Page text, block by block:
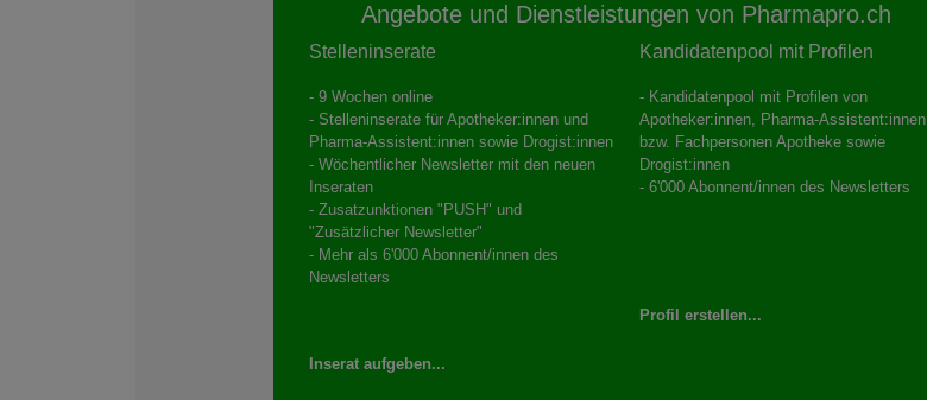
Angebote und Dienstleistungen von Pharmapro.ch
Stelleninserate
- 9 Wochen online
- Stelleninserate für Apotheker:innen und
Pharma-Assistent:innen sowie Drogist:innen
- Wöchentlicher Newsletter mit den neuen
Inseraten
- Zusatzunktionen "PUSH" und
"Zusätzlicher Newsletter"
- Mehr als 6'000 Abonnent/innen des
Newsletters
Inserat aufgeben...
Kandidatenpool mit Profilen
- Kandidatenpool mit Profilen von
Apotheker:innen, Pharma-Assistent:innen
bzw. Fachpersonen Apotheke sowie
Drogist:innen
- 6'000 Abonnent/innen des Newsletters
Profil erstellen...